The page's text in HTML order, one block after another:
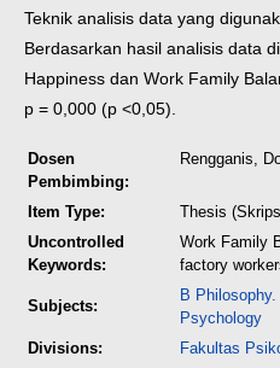
Teknik analisis data yang
Berdasarkan hasil analisis data
Happiness dan Work Family
p = 0,000 (p <0,05).
Dosen
Pembimbing:
Rengganis,
Item Type:
Thesis
Uncontrolled
Keywords:
Work Family
factory
Subjects:
B
Psychology
Divisions:
Fakultas